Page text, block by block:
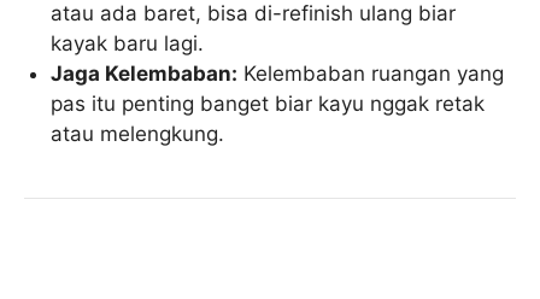
atau ada baret, bisa di-refinish ulang biar
kayak baru lagi.
Jaga Kelembaban: Kelembaban ruangan yang
pas itu penting banget biar kayu nggak retak
atau melengkung.